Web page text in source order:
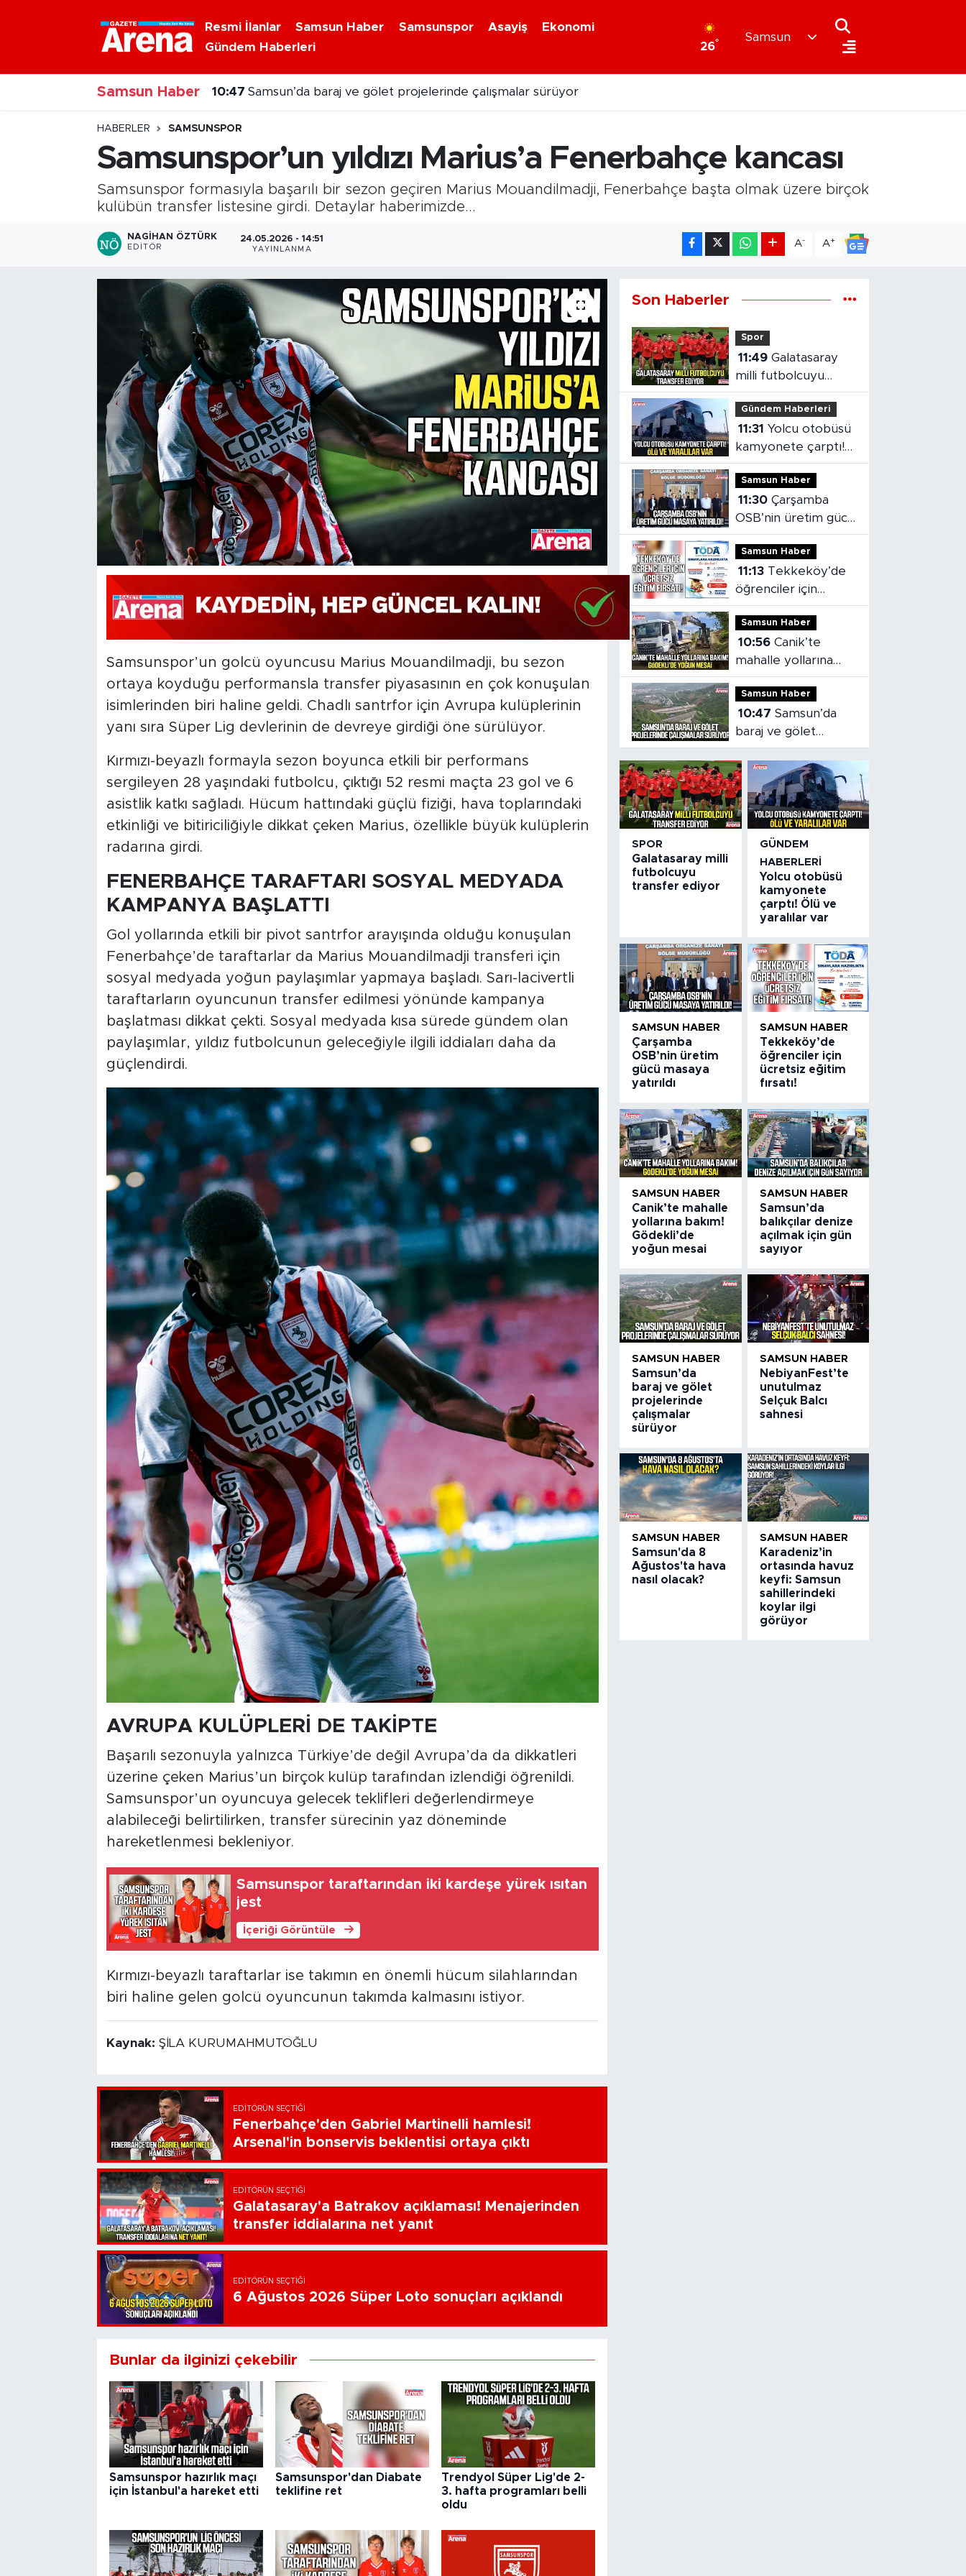
Resmi İlanlar Samsun Haber Samsunspor Asayiş
Ekonomi
Gündem Haberleri
26°
Samsun
Samsun Haber 10:32 Samsun’da balıkçılar denize açılmak için gün sayıyor
HABERLER SAMSUNSPOR
Samsunspor’un yıldızı Marius’a Fenerbahçe kancası
Samsunspor formasıyla başarılı bir sezon geçiren Marius Mouandilmadji, Fenerbahçe başta olmak üzere birçok
kulübün transfer listesine girdi. Detaylar haberimizde...
NAGIHAN ÖZTÜRK
EDITÖR
24.05.2026 - 14:51
YAYINLANMA
A- A+
Samsunspor’un golcü oyuncusu Marius Mouandilmadji, bu sezon
ortaya koyduğu performansla transfer piyasasının en çok konuşulan
isimlerinden biri haline geldi. Chadlı santrfor için Avrupa kulüplerinin
yanı sıra Süper Lig devlerinin de devreye girdiği öne sürülüyor.
Kırmızı-beyazlı formayla sezon boyunca etkili bir performans
sergileyen 28 yaşındaki futbolcu, çıktığı 52 resmi maçta 23 gol ve 6
asistlik katkı sağladı. Hücum hattındaki güçlü fiziği, hava toplarındaki
etkinliği ve bitiriciliğiyle dikkat çeken Marius, özellikle büyük kulüplerin
radarına girdi.
FENERBAHÇE TARAFTARI SOSYAL MEDYADA
KAMPANYA BAŞLATTI
Gol yollarında etkili bir pivot santrfor arayışında olduğu konuşulan
Fenerbahçe’de taraftarlar da Marius Mouandilmadji transferi için
sosyal medyada yoğun paylaşımlar yapmaya başladı. Sarı-lacivertli
taraftarların oyuncunun transfer edilmesi yönünde kampanya
başlatması dikkat çekti. Sosyal medyada kısa sürede gündem olan
paylaşımlar, yıldız futbolcunun geleceğiyle ilgili iddiaları daha da
güçlendirdi.
AVRUPA KULÜPLERİ DE TAKİPTE
Başarılı sezonuyla yalnızca Türkiye’de değil Avrupa’da da dikkatleri
üzerine çeken Marius’un birçok kulüp tarafından izlendiği öğrenildi.
Samsunspor’un oyuncuya gelecek teklifleri değerlendirmeye
alabileceği belirtilirken, transfer sürecinin yaz döneminde
hareketlenmesi bekleniyor.
Samsunspor taraftarından iki kardeşe yürek ısıtan
jest
İçeriği Görüntüle
Kırmızı-beyazlı taraftarlar ise takımın en önemli hücum silahlarından
biri haline gelen golcü oyuncunun takımda kalmasını istiyor.
Kaynak: ŞİLA KURUMAHMUTOĞLU
EDITÖRÜN SEÇTIĞI
Fenerbahçe'den Gabriel Martinelli hamlesi!
Arsenal'in bonservis beklentisi ortaya çıktı
EDITÖRÜN SEÇTIĞI
Galatasaray'a Batrakov açıklaması! Menajerinden
transfer iddialarına net yanıt
EDITÖRÜN SEÇTIĞI
6 Ağustos 2026 Süper Loto sonuçları açıklandı
Bunlar da ilginizi çekebilir
Samsunspor hazırlık maçı
için İstanbul'a hareket etti
Samsunspor'dan Diabate
teklifine ret
Trendyol Süper Lig'de 2-
3. hafta programları belli
oldu
Son Haberler
Spor
11:49 Galatasaray
milli futbolcuyu
transfer ediyor
Gündem Haberleri
11:31
kamyonete çarptı!
Ölü ve yaralılar var
Samsun Haber
11:30 Çarşamba
OSB’nin üretim gücü
masaya yatırıldı
Samsun Haber
11:13
öğrenciler için
ücretsiz eğitim
fırsatı!
Samsun Haber
10:56 Canik’te
mahalle yollarına
bakım! Gödekli’de
yoğun mesai
Samsun Haber
10:47 Samsun’da
baraj ve gölet
projelerinde
çalışmalar sürüyor
SPOR
Galatasaray milli
futbolcuyu
transfer ediyor
GÜNDEM
HABERLERI
Yolcu otobüsü
kamyonete
çarptı! Ölü ve
yaralılar var
SAMSUN HABER
Çarşamba
OSB’nin üretim
gücü masaya
yatırıldı
SAMSUN HABER
Tekkeköy’de
öğrenciler için
ücretsiz eğitim
fırsatı!
SAMSUN HABER
Canik’te mahalle
yollarına bakım!
Gödekli’de
yoğun mesai
SAMSUN HABER
Samsun’da
balıkçılar denize
açılmak için gün
sayıyor
SAMSUN HABER
Samsun’da
baraj ve gölet
projelerinde
çalışmalar
sürüyor
SAMSUN HABER
NebiyanFest’te
unutulmaz
Selçuk Balcı
sahnesi
SAMSUN HABER
Samsun'da 8
Ağustos'ta hava
nasıl olacak?
SAMSUN HABER
Karadeniz’in
ortasında havuz
keyfi: Samsun
sahillerindeki
koylar ilgi
görüyor
Nöbetçi Eczaneler
Hava Durumu
Samsun Namaz Vakitleri
Trafik Durumu
Süper Lig Puan Durumu ve Fikstür
Tüm Manşetler